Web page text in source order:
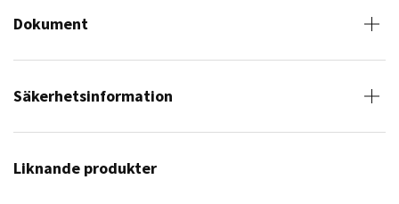
Dokument
Säkerhetsinformation
Liknande produkter